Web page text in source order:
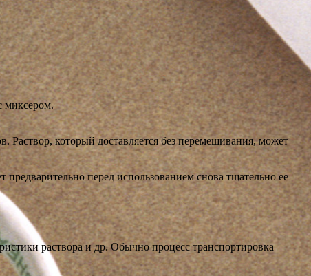
миксером.
Раствор, который доставляется без перемешивания, может
предварительно перед использованием снова тщательно ее
раствора и др. Обычно процесс транспортировка